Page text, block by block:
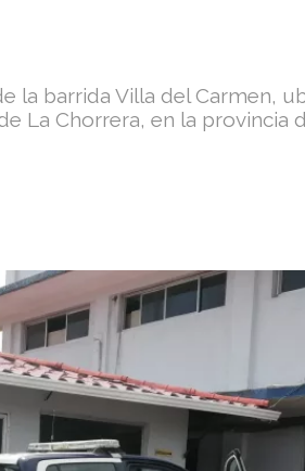
la barrida Villa del Carmen,
La Chorrera, en la provincia